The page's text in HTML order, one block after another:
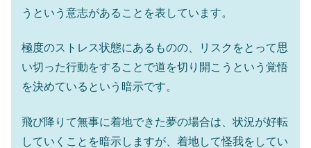
うという意志があることを表しています。
極度のストレス状態にあるものの、リスクをとって思
い切った行動をすることで道を切り開こうという覚悟
を決めているという暗示です。
飛び降りて無事に着地できた夢の場合は、状況が好転
していくことを暗示しますが、着地して怪我をしてい